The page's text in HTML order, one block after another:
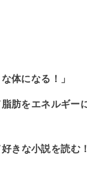
体になる！」
肪をエネルギー
きな小説を読む